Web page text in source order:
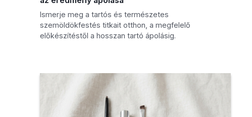
Ismerje meg a tartós és természetes
szemöldökfestés titkait otthon, a megfelelő
előkészítéstől a hosszan tartó ápolásig.